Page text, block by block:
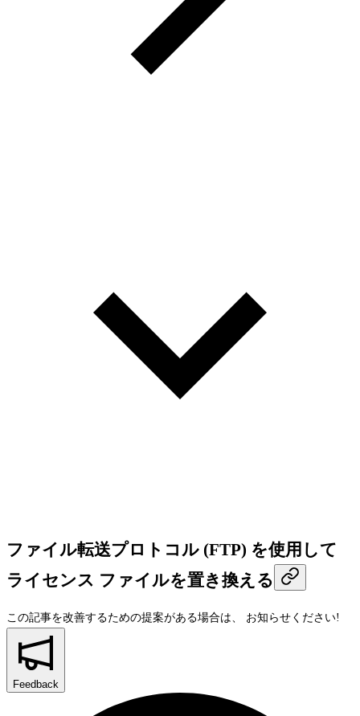
ファイル転送プロトコル (FTP) を使用して
ライセンス ファイルを置き換える
この記事を改善するための提案がある場合は、 お知らせください!
Feedback